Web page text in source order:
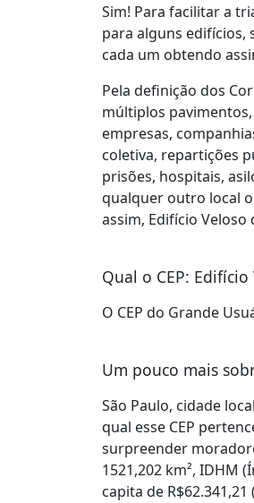
Sim! Para facilitar a
para alguns edifícios,
cada um obtendo
Pela definição dos
múltiplos
empresas,
coletiva, repartições
prisões, hospitais,
qualquer outro local
assim, Edifício Veloso
Qual o CEP:
O CEP do Grande
Um pouco mais
São Paulo, cidade
qual esse CEP
surpreender
1521,202 km², IDHM
capita de